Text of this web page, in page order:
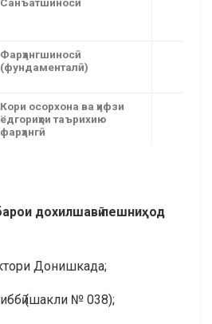
Фарҳангшиносӣ
(фундаменталӣ)
Кори осорхона ва ҳифзи
ёдгориҳои таърихию
фарҳангӣ
дохилшавӣ пешниҳод
Донишкада;
(шакли № 038);